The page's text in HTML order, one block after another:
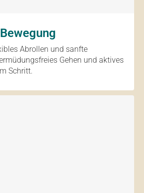
Abrollen und sanfte
Gehen und aktives
Schritt.